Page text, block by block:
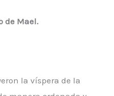
de Mael.
la víspera de la